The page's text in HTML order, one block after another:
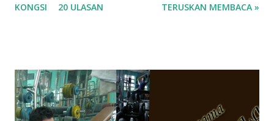
ko.. masa tu aku baru je ada anak sorang dan aku hentam je
tanya sapa-sapa pun masa tu.. bila fikir-fikirkan balik terasa
jugak masa alahai teruknya kami sebagai ibubapa.. dan kami
terasa jugak semakin teruk bila abg long dah masuk 2 tahun
KONGSI 20 ULASAN TERUSKAN MEMBACA »